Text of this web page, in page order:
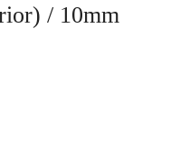
/ 10mm